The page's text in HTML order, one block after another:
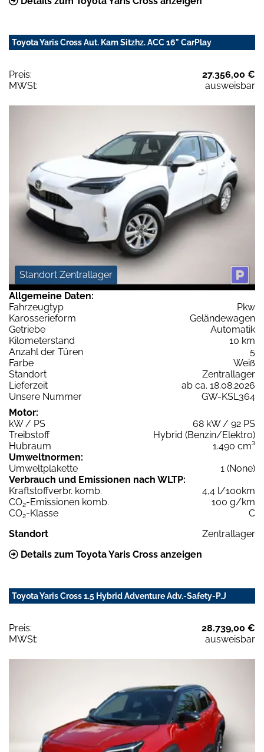
Toyota Yaris Cross Aut. Kam Sitzhz. ACC 16" CarPlay
Preis:
27.356,00 €
MWSt:
ausweisbar
Standort Zentrallager
Allgemeine Daten:
Fahrzeugtyp
Pkw
Karosserieform
Geländewagen
Getriebe
Automatik
Kilometerstand
10 km
Anzahl der Türen
5
Farbe
Weiß
Standort
Zentrallager
Lieferzeit
ab ca. 18.08.2026
Unsere Nummer
GW-KSL364
Motor:
kW / PS
68 kW / 92 PS
Treibstoff
Hybrid (Benzin/Elektro)
Hubraum
1.490 cm³
Umweltnormen:
Umweltplakette
1 (None)
Verbrauch und Emissionen nach WLTP:
Kraftstoffverbr. komb.
4,4 l/100km
CO2-Emissionen komb.
100 g/km
CO2-Klasse
C
Standort
Zentrallager
Details zum Toyota Yaris Cross anzeigen
Toyota Yaris Cross 1.5 Hybrid Adventure Adv.-Safety-P.J
Preis:
28.739,00 €
MWSt:
ausweisbar